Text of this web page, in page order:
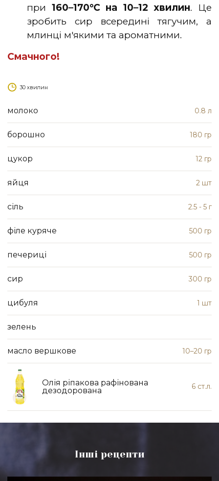
при 160–170°C на 10–12 хвилин. Це
зробить сир всередині тягучим, а
млинці м'якими та ароматними.
Смачного!
30 хвилин
молоко 0.8 л
борошно 180 гр
цукор 12 гр
яйця 2 шт
сіль 2.5 - 5 г
філе куряче 500 гр
печериці 500 гр
сир 300 гр
цибуля 1 шт
зелень
масло вершкове 10–20 гр
Олія ріпакова рафінована
дезодорована
6 ст.л.
Інші рецепти